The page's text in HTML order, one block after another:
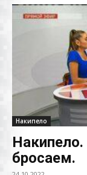
Накипело
бросаем.